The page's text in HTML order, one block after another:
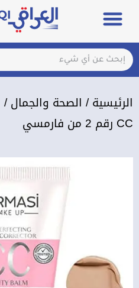
Menu
Search
الرئيسية/ الصحة والجمال/
CC رقم 2 من فارمسي